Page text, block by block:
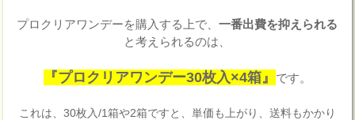
プロクリアワンデーを購入する上で、一番出費を抑えられる
と考えられるのは、
『プロクリアワンデー30枚入×4箱』 です。
これは、30枚入/1箱や2箱ですと、単価も上がり、送料もかかり